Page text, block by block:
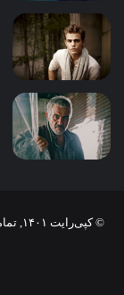
© کپی‌رایت ۱۴۰۱, تمامی حقوق وب سایت متعلق به کاشمر سلام می باشد |